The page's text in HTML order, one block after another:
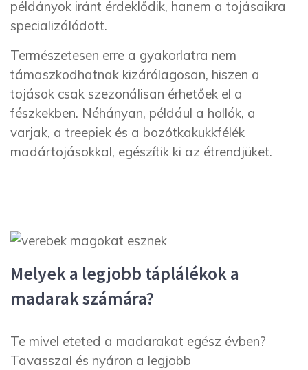
példányok iránt érdeklődik, hanem a tojásaikra
specializálódott.
Természetesen erre a gyakorlatra nem
támaszkodhatnak kizárólagosan, hiszen a
tojások csak szezonálisan érhetőek el a
fészkekben. Néhányan, például a hollók, a
varjak, a treepiek és a bozótkakukkfélék
madártojásokkal, egészítik ki az étrendjüket.
Melyek a legjobb táplálékok a
madarak számára?
Te mivel eteted a madarakat egész évben?
Tavasszal és nyáron a legjobb